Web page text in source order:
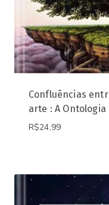
Confluências
arte : A Ontologia
R$24,99